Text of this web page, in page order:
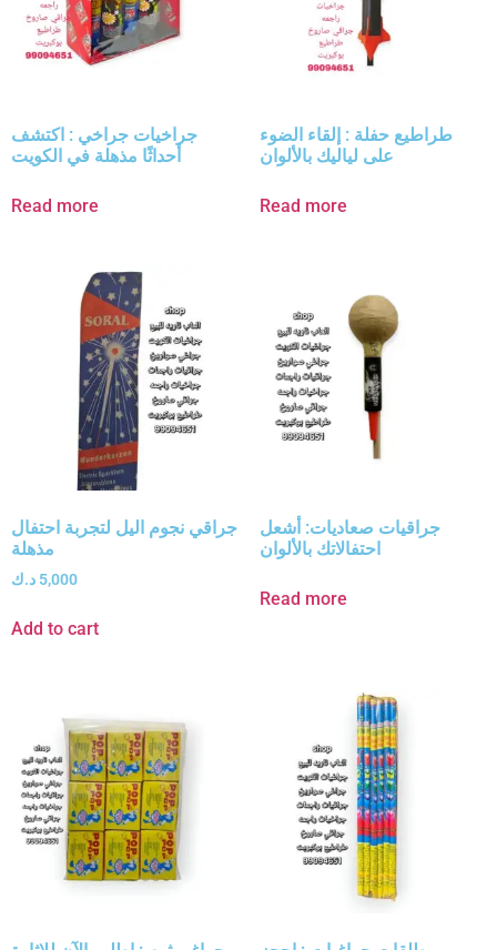
جراخيات جراخي : اكتشف
أحداثًا مذهلة في الكويت
Read more
طراطيع حفلة : إلقاء الضوء
على لياليك بالألوان
Read more
جراقي نجوم اليل لتجربة احتفال
مذهلة
5,000 د.ك
Add to cart
جراقيات صعاديات: أشعل
احتفالاتك بالألوان
Read more